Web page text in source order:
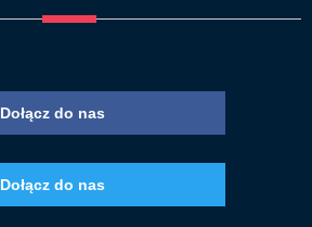
Dołącz do nas
Dołącz do nas